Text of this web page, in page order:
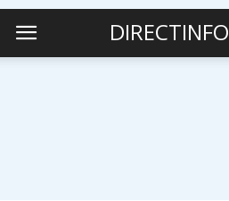
DIRECTINFO